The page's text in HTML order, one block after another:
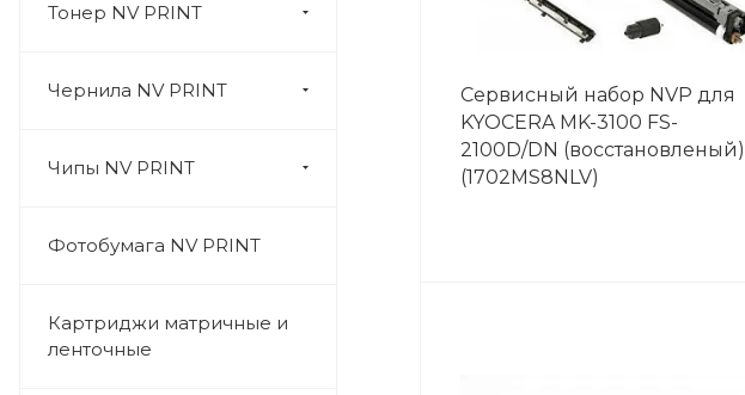
Тонер NV PRINT
Чернила NV PRINT
Чипы NV PRINT
Фотобумага NV PRINT
Картриджи матричные и
ленточные
Сервисный набор NVP для
KYOCERA MK-3100 FS-
2100D/DN (восстановленый)
(1702MS8NLV)